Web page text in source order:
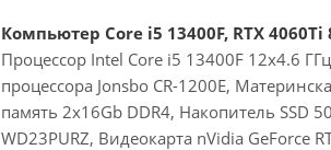
Компьютер Core i5 13400F, RTX 4060Ti
Процессор Intel Core i5 13400F 12x4.6
процессора Jonsbo CR-1200E,
память 2x16Gb DDR4, Накопитель SSD
WD23PURZ, Видеокарта nVidia GeForce